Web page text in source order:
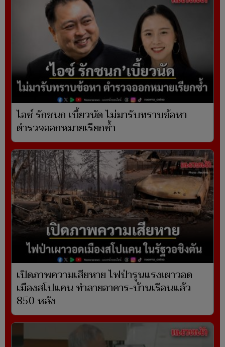
ไอซ์ รักชนก เบี้ยวนัด ไม่มารับทราบข้อหา
ตำรวจออกหมายเรียกซ้ำ
เปิดภาพความเสียหาย ไฟป่ารุนแรงเผาวอด
เมืองสโปแคน ทำลายอาคาร-บ้านเรือนแล้ว
850 หลัง